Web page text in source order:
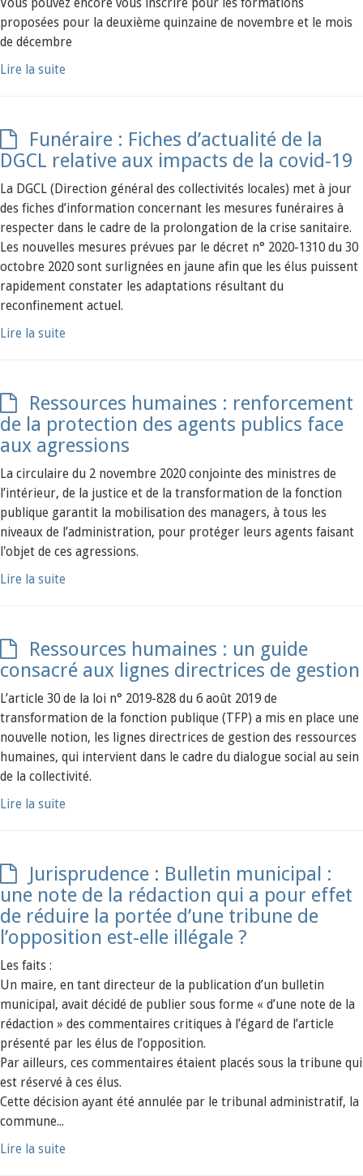
Vous pouvez encore vous inscrire pour les formations
proposées pour la deuxième quinzaine de novembre et le mois
de décembre
Lire la suite
Funéraire : Fiches d’actualité de la
DGCL relative aux impacts de la covid-19
La DGCL (Direction général des collectivités locales) met à jour
des fiches d’information concernant les mesures funéraires à
respecter dans le cadre de la prolongation de la crise sanitaire.
Les nouvelles mesures prévues par le décret n° 2020-1310 du 30
octobre 2020 sont surlignées en jaune afin que les élus puissent
rapidement constater les adaptations résultant du
reconfinement actuel.
Lire la suite
Ressources humaines : renforcement
de la protection des agents publics face
aux agressions
La circulaire du 2 novembre 2020 conjointe des ministres de
l’intérieur, de la justice et de la transformation de la fonction
publique garantit la mobilisation des managers, à tous les
niveaux de l’administration, pour protéger leurs agents faisant
l'objet de ces agressions.
Lire la suite
Ressources humaines : un guide
consacré aux lignes directrices de gestion
L’article 30 de la loi n° 2019-828 du 6 août 2019 de
transformation de la fonction publique (TFP) a mis en place une
nouvelle notion, les lignes directrices de gestion des ressources
humaines, qui intervient dans le cadre du dialogue social au sein
de la collectivité.
Lire la suite
Jurisprudence : Bulletin municipal :
une note de la rédaction qui a pour effet
de réduire la portée d’une tribune de
l’opposition est-elle illégale ?
Les faits :
Un maire, en tant directeur de la publication d’un bulletin
municipal, avait décidé de publier sous forme « d’une note de la
rédaction » des commentaires critiques à l’égard de l’article
présenté par les élus de l’opposition.
Par ailleurs, ces commentaires étaient placés sous la tribune qui
est réservé à ces élus.
Cette décision ayant été annulée par le tribunal administratif, la
commune...
Lire la suite